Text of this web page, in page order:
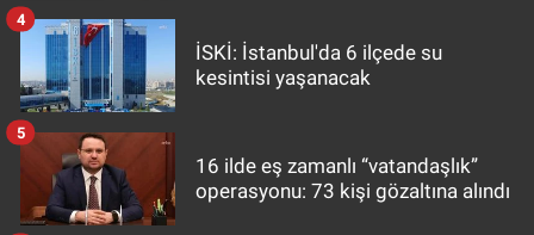
İSKİ: İstanbul'da 6 ilçede su
kesintisi yaşanacak
4
16 ilde eş zamanlı “vatandaşlık”
operasyonu: 73 kişi gözaltına alındı
5